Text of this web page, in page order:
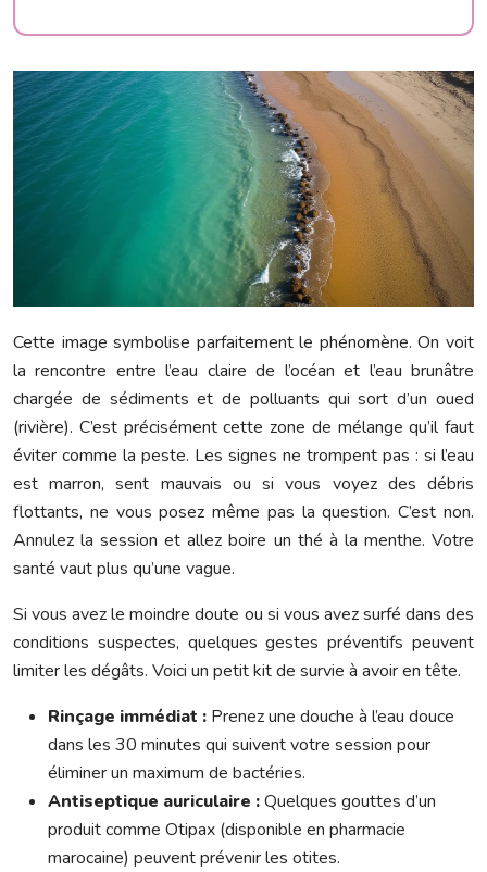
Cette image symbolise parfaitement le phénomène. On voit
la rencontre entre l’eau claire de l’océan et l’eau brunâtre
chargée de sédiments et de polluants qui sort d’un oued
(rivière). C’est précisément cette zone de mélange qu’il faut
éviter comme la peste. Les signes ne trompent pas : si l’eau
est marron, sent mauvais ou si vous voyez des débris
flottants, ne vous posez même pas la question. C’est non.
Annulez la session et allez boire un thé à la menthe. Votre
santé vaut plus qu’une vague.
Si vous avez le moindre doute ou si vous avez surfé dans des
conditions suspectes, quelques gestes préventifs peuvent
limiter les dégâts. Voici un petit kit de survie à avoir en tête.
Rinçage immédiat : Prenez une douche à l’eau douce
dans les 30 minutes qui suivent votre session pour
éliminer un maximum de bactéries.
Antiseptique auriculaire :Quelques gouttes d’un
produit comme Otipax (disponible en pharmacie
marocaine) peuvent prévenir les otites.